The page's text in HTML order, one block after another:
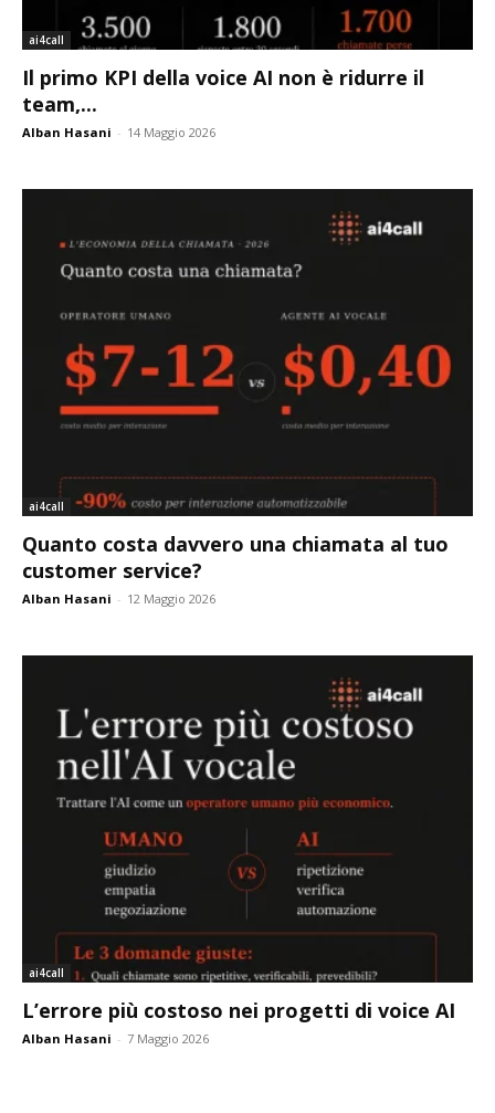
ai4call
Il primo KPI della voice AI non è ridurre il
team,...
Alban Hasani - 14 Maggio 2026
ai4call
Quanto costa davvero una chiamata al tuo
customer service?
Alban Hasani - 12 Maggio 2026
ai4call
L’errore più costoso nei progetti di voice AI
Alban Hasani - 7 Maggio 2026